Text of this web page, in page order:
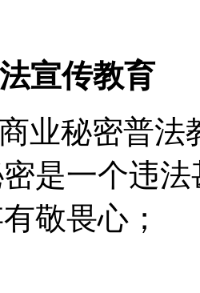
宣传教育
业秘密普
是一个违
敬畏心；